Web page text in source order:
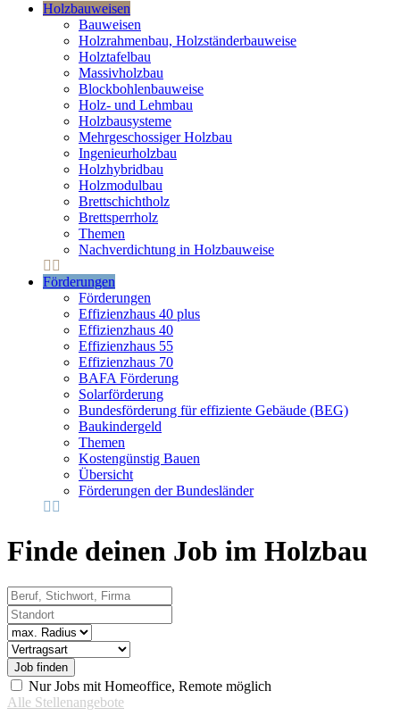
Holzbauweisen
Bauweisen
Holzrahmenbau, Holzständerbauweise
Holztafelbau
Massivholzbau
Blockbohlenbauweise
Holz- und Lehmbau
Holzbausysteme
Mehrgeschossiger Holzbau
Ingenieurholzbau
Holzhybridbau
Holzmodulbau
Brettschichtholz
Brettsperrholz
Themen
Nachverdichtung in Holzbauweise
Förderungen
Förderungen
Effizienzhaus 40 plus
Effizienzhaus 40
Effizienzhaus 55
Effizienzhaus 70
BAFA Förderung
Solarförderung
Bundesförderung für effiziente Gebäude (BEG)
Baukindergeld
Themen
Kostengünstig Bauen
Übersicht
Förderungen der Bundesländer
Finde deinen Job im Holzbau
Beruf, Stichwort, Firma
Standort
Radius
Vertragsart
Nur Jobs mit Homeoffice, Remote möglich
Alle Stellenangebote